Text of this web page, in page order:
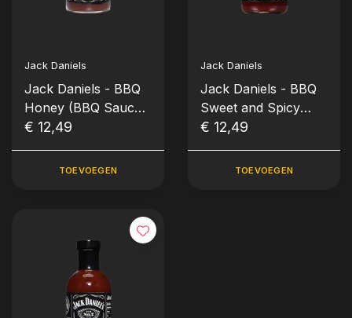
Jack Daniels
Jack Daniels - BBQ
Honey (BBQ Sauce -
Fles 553 gram)
€ 12,49
TOEVOEGEN
Jack Daniels
Jack Daniels - BBQ
Sweet and Spicy
(BBQ Sauce - Fles
€ 12,49
TOEVOEGEN